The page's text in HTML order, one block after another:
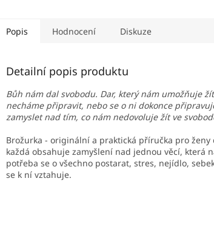
Popis Hodnocení Diskuze
Detailní popis produktu
Bůh nám dal svobodu. Dar, který nám umožňuje
necháme připravit, nebo se o ni dokonce
zamyslet nad tím, co nám nedovoluje žít ve
Brožurka - originální a praktická příručka pro ženy
každá obsahuje zamyšlení nad jednou věcí, která
potřeba se o všechno postarat, stres, nejídlo,
se k ní vztahuje.